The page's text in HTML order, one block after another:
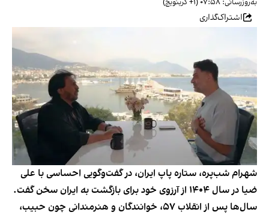
به‌روزرسانی: ۰۷:۵۸ (‎+۱ گرینویچ)
اشتراک‌گذاری
شهرام شب‌پره، ستاره پاپ ایران، در گفت‌وگویی احساسی با علی
ضیا در سال ۱۴۰۴ از آرزوی خود برای بازگشت به ایران سخن گفت.
سال‌ها پس از انقلاب ۵۷، خوانندگان و هنرمندانی چون حبیب،